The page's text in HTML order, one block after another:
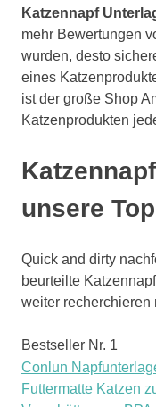
Katzennapf
mehr Bewertungen
wurden, desto
eines
ist der große Shop
Katzenprodukten
unsere
Quick and dirty
beurteilte
weiter recherchieren
Bestseller Nr. 1
Conlun
Futtermatte Katzen